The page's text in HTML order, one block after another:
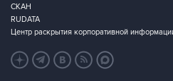
СКАН
RUDATA
Центр раскрытия корпоративной